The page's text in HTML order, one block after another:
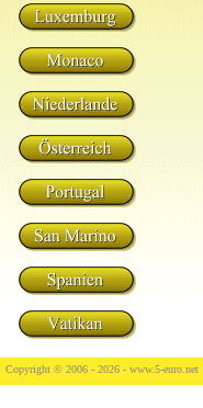
Copyright © 2006 - 2026 - www.5-euro.net